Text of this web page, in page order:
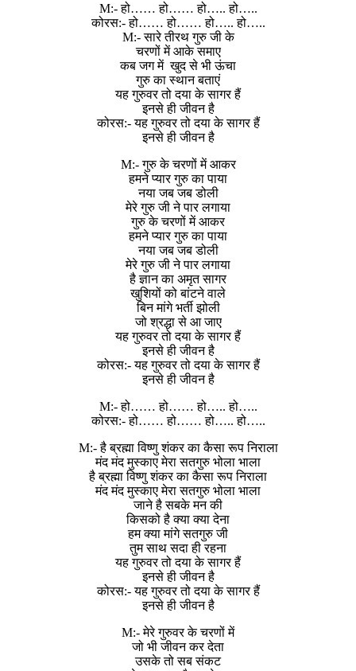
M:- हो…… हो…… हो….. हो…..
कोरस:- हो…… हो…… हो….. हो…..
M:- सारे तीरथ गुरु जी के
चरणों में आके समाए
कब जग में खुद से भी ऊंचा
गुरु का स्थान बताएं
यह गुरुवर तो दया के सागर हैं
इनसे ही जीवन है
कोरस:- यह गुरुवर तो दया के सागर हैं
इनसे ही जीवन है
M:- गुरु के चरणों में आकर
हमने प्यार गुरु का पाया
नया जब जब डोली
मेरे गुरु जी ने पार लगाया
गुरु के चरणों में आकर
हमने प्यार गुरु का पाया
नया जब जब डोली
मेरे गुरु जी ने पार लगाया
है ज्ञान का अमृत सागर
खुशियों को बांटने वाले
बिन मांगे भर्ती झोली
जो श्रद्धा से आ जाए
यह गुरुवर तो दया के सागर हैं
इनसे ही जीवन है
कोरस:- यह गुरुवर तो दया के सागर हैं
इनसे ही जीवन है
M:- हो…… हो…… हो….. हो…..
कोरस:- हो…… हो…… हो….. हो…..
M:- है ब्रह्मा विष्णु शंकर का कैसा रूप निराला
मंद मंद मुस्काए मेरा सतगुरु भोला भाला
है ब्रह्मा विष्णु शंकर का कैसा रूप निराला
मंद मंद मुस्काए मेरा सतगुरु भोला भाला
जाने है सबके मन की
किसको है क्या क्या देना
हम क्या मांगे सतगुरु जी
तुम साथ सदा ही रहना
यह गुरुवर तो दया के सागर हैं
इनसे ही जीवन है
कोरस:- यह गुरुवर तो दया के सागर हैं
इनसे ही जीवन है
M:- मेरे गुरुवर के चरणों में
जो भी जीवन कर देता
उसके तो सब संकट